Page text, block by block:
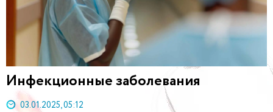
Инфекционные заболевания
03.01.2025, 05:12